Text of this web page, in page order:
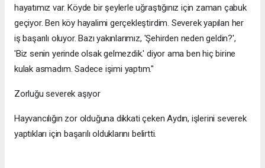
hayatımız var. Köyde bir şeylerle uğraştığınız için zaman çabuk
geçiyor. Ben köy hayalimi gerçekleştirdim. Severek yapılan her
iş başarılı oluyor. Bazı yakınlarımız, 'Şehirden neden geldin?',
'Biz senin yerinde olsak gelmezdik.' diyor ama ben hiç birine
kulak asmadım. Sadece işimi yaptım."
Zorluğu severek aşıyor
Hayvancılığın zor olduğuna dikkati çeken Aydın, işlerini severek
yaptıkları için başarılı olduklarını belirtti.